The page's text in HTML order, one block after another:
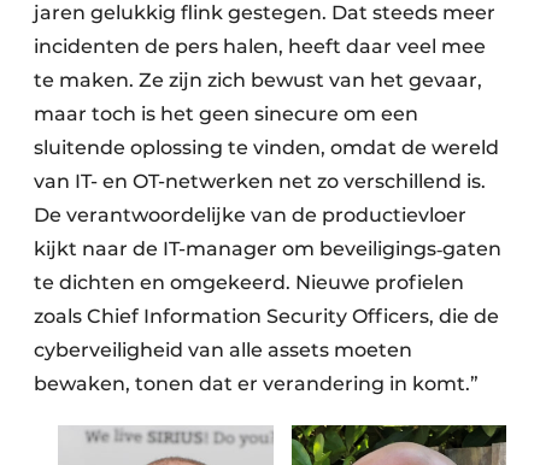
jaren gelukkig flink gestegen. Dat steeds meer
incidenten de pers halen, heeft daar veel mee
te maken. Ze zijn zich bewust van het gevaar,
maar toch is het geen sinecure om een
sluitende oplossing te vinden, omdat de wereld
van IT- en OT-netwerken net zo verschillend is.
De verantwoordelijke van de productievloer
kijkt naar de IT-manager om beveiligings‑gaten
te dichten en omgekeerd. Nieuwe profielen
zoals Chief Information Security Officers, die de
cyberveiligheid van alle assets moeten
bewaken, tonen dat er verandering in komt.”